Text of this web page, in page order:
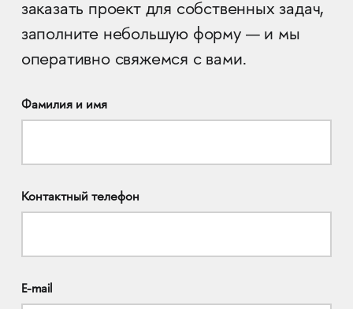
заказать проект для собственных задач,
заполните небольшую форму — и мы
оперативно свяжемся с вами.
Фамилия и имя
Контактный телефон
E-mail